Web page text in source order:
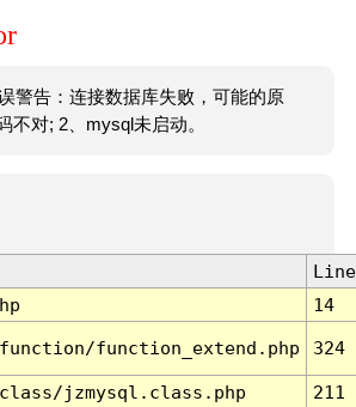
警告：连接数据库失败，可能的原
不对; 2、mysql未启动。
Line
14
function_extend.php 324
jzmysql.class.php
211